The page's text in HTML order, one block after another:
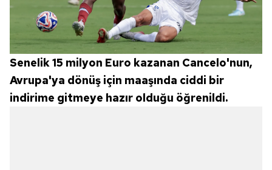
Senelik 15 milyon Euro kazanan Cancelo'nun,
Avrupa'ya dönüş için maaşında ciddi bir
indirime gitmeye hazır olduğu öğrenildi.